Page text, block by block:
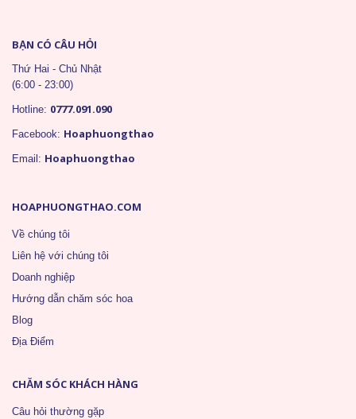
HOAPHUONGTHAO.COM
Về chúng tôi
Liên hệ với chúng tôi
Doanh nghiệp
Hướng dẫn chăm sóc hoa
Blog
Địa Điểm
CHĂM SÓC KHÁCH HÀNG
Câu hỏi thường gặp
BẠN CÓ CÂU HỎI
Thứ Hai - Chủ Nhật
(6:00 - 23:00)
Hotline: 0777.091.090
Facebook: Hoaphuongthao
Email: Hoaphuongthao